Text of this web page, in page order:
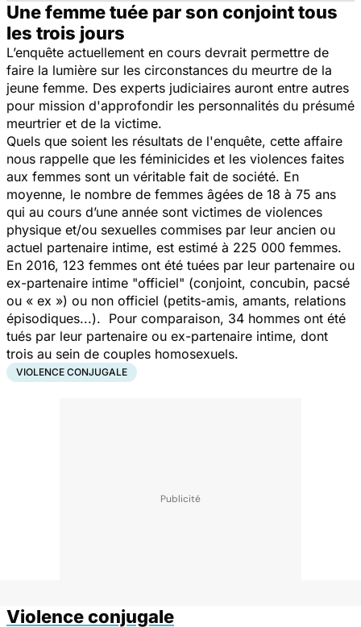
Une femme tuée par son conjoint tous
les trois jours
L’enquête actuellement en cours devrait permettre de
faire la lumière sur les circonstances du meurtre de la
jeune femme. Des experts judiciaires auront entre autres
pour mission d'approfondir les personnalités du présumé
meurtrier et de la victime.
Quels que soient les résultats de l'enquête, cette affaire
nous rappelle que les féminicides et les violences faites
aux femmes sont un véritable fait de société. En
moyenne, le nombre de femmes âgées de 18 à 75 ans
qui au cours d’une année sont victimes de violences
physique et/ou sexuelles commises par leur ancien ou
actuel partenaire intime, est estimé à 225 000 femmes.
En 2016, 123 femmes ont été tuées par leur partenaire ou
ex-partenaire intime "officiel" (conjoint, concubin, pacsé
ou « ex ») ou non officiel (petits-amis, amants, relations
épisodiques...). Pour comparaison, 34 hommes ont été
tués par leur partenaire ou ex-partenaire intime, dont
trois au sein de couples homosexuels.
VIOLENCE CONJUGALE
Violence conjugale